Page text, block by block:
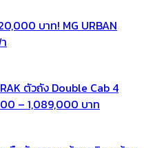
บาท! MG URBAN
ตัวถัง Double Cab 4
– 1,089,000 บาท